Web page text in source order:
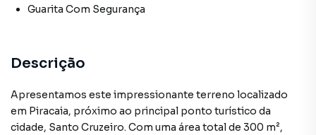
Guarita Com Segurança
Descrição
Apresentamos este impressionante terreno localizado
em Piracaia, próximo ao principal ponto turístico da
cidade, Santo Cruzeiro. Com uma área total de 300 m²,